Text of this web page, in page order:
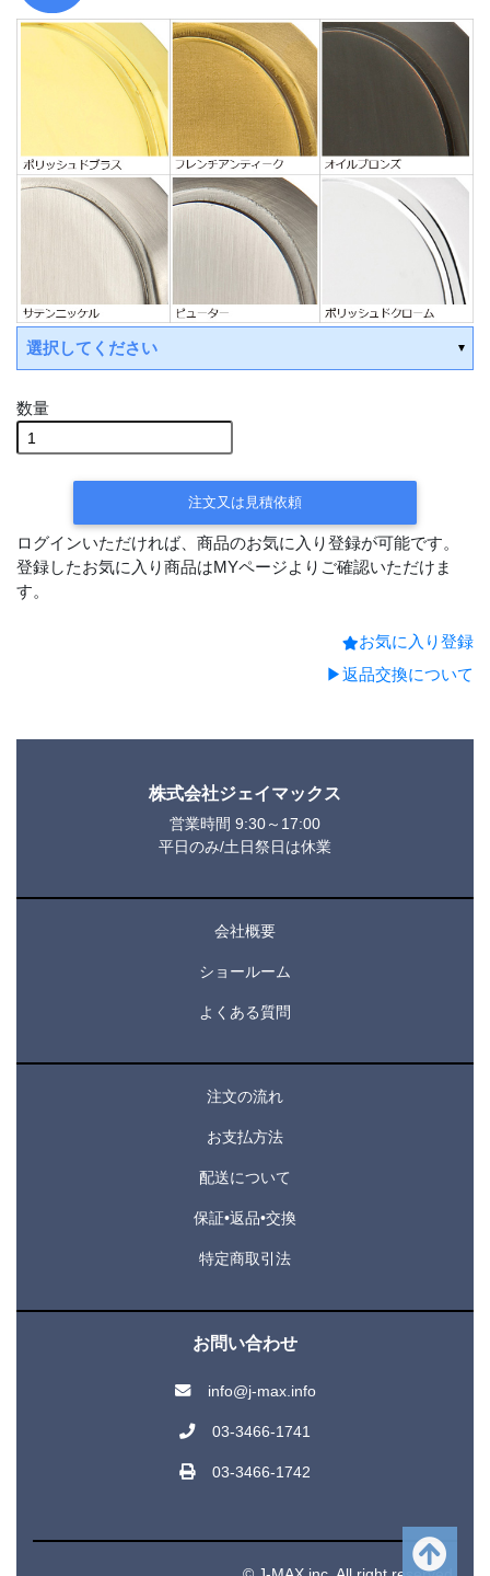
選択してください
数量
注文又は見積依頼
ログインいただければ、商品のお気に入り登録が可能です。
登録したお気に入り商品はMYページよりご確認いただけま
す。
お気に入り登録
▶返品交換について
株式会社ジェイマックス
営業時間 9:30～17:00
平日のみ/土日祭日は休業
会社概要
ショールーム
よくある質問
注文の流れ
お支払方法
配送について
保証•返品•交換
特定商取引法
お問い合わせ
info@j-max.info
03-3466-1741
03-3466-1742